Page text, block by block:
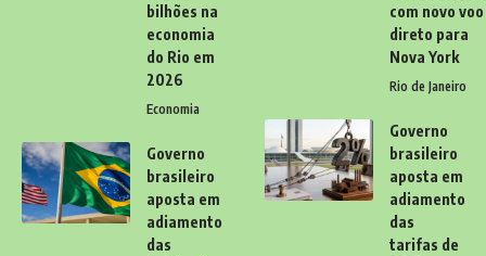
bilhões na
economia
do Rio em
2026
Economia
Governo
brasileiro
aposta em
adiamento
das
com novo voo
direto para
Nova York
Rio de Janeiro
Governo
brasileiro
aposta em
adiamento
das
tarifas de